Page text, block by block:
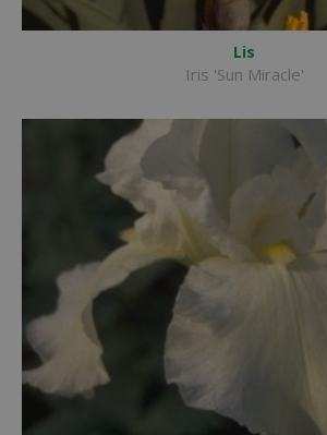
Lis
Iris 'Sun Miracle'